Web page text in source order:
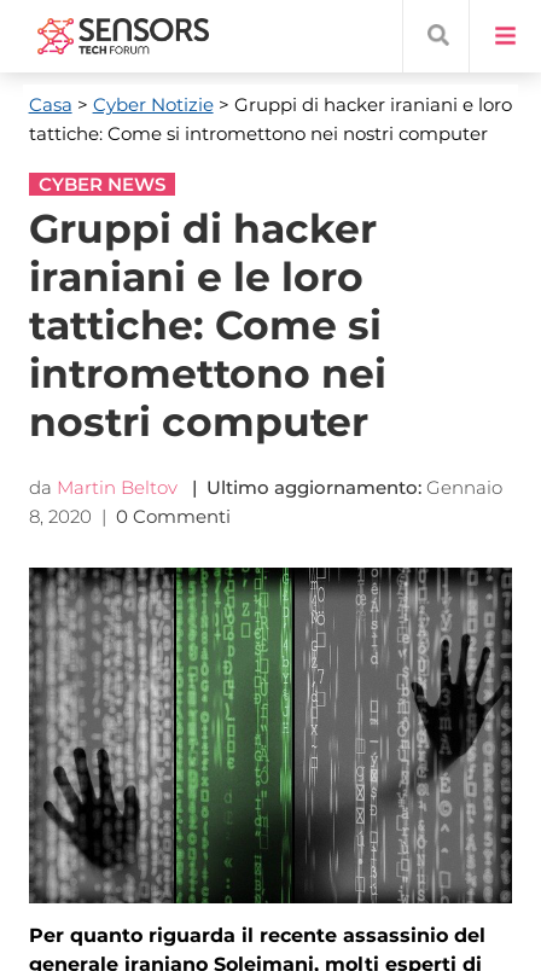
Casa > Cyber ​​Notizie> Gruppi di hacker iraniani e loro
tattiche: Come si intromettono nei nostri computer
CYBER NEWS
Gruppi di hacker
iraniani e le loro
tattiche: Come si
intromettono nei
nostri computer
da Martin Beltov | Ultimo aggiornamento: Gennaio
8, 2020 | 0 Commenti
Per quanto riguarda il recente assassinio del
generale iraniano Soleimani, molti esperti di